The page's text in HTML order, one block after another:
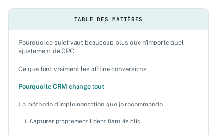
TABLE DES MATIÈRES
Pourquoi ce sujet vaut beaucoup plus que n'importe quel
ajustement de CPC
Ce que font vraiment les offline conversions
Pourquoi le CRM change tout
La méthode d'implementation que je recommande
1. Capturer proprement l'identifiant de clic